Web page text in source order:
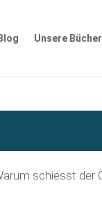
Unsere Bücher
schiesst der